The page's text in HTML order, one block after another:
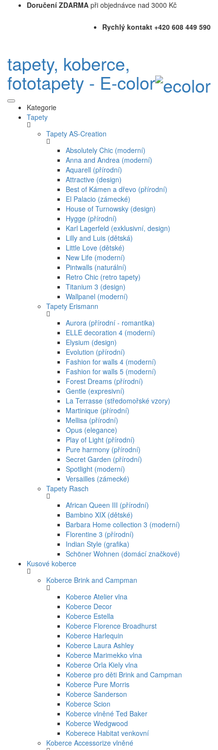
Doručení ZDARMA při objednávce nad 3000 Kč
Rychlý kontakt +420 608 449 590
tapety, koberce,
fototapety - E-color
Kategorie
Tapety
Tapety AS-Creation
Absolutely Chic (moderní)
Anna and Andrea (moderní)
Aquarell (přírodní)
Attractive (design)
Best of Kámen a dřevo (přírodní)
El Palacio (zámecké)
House of Turnowsky (design)
Hygge (přírodní)
Karl Lagerfeld (exklusivní, design)
Lilly and Luis (dětská)
Little Love (dětské)
New Life (moderní)
Pintwalls (naturální)
Retro Chic (retro tapety)
Titanium 3 (design)
Wallpanel (moderní)
Tapety Erismann
Aurora (přírodní - romantika)
ELLE decoration 4 (moderní)
Elysium (design)
Evolution (přírodní)
Fashion for walls 4 (moderní)
Fashion for walls 5 (moderní)
Forest Dreams (přírodní)
Gentle (expresivní)
La Terrasse (středomořské vzory)
Martinique (přírodní)
Mellisa (přírodní)
Opus (elegance)
Play of Light (přírodní)
Pure harmony (přírodní)
Secret Garden (přírodní)
Spotlight (moderní)
Versailles (zámecké)
Tapety Rasch
African Queen III (přírodní)
Bambino XIX (dětské)
Barbara Home collection 3 (moderní)
Florentine 3 (přírodní)
Indian Style (grafika)
Schöner Wohnen (domácí značkové)
Kusové koberce
Koberce Brink and Campman
Koberce Atelier vlna
Koberce Decor
Koberce Estella
Koberce Florence Broadhurst
Koberce Harlequin
Koberce Laura Ashley
Koberce Marimekko vlna
Koberce Orla Kiely vlna
Koberce pro děti Brink and Campman
Koberce Pure Morris
Koberce Sanderson
Koberce Scion
Koberce vlněné Ted Baker
Koberce Wedgwood
Koberece Habitat venkovní
Koberce Accessorize vlněné